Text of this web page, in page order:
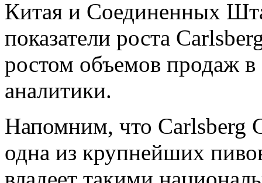
Китая и Соединенных
показатели роста
ростом объемов продаж
аналитики.
Напомним, что
одна из крупнейших